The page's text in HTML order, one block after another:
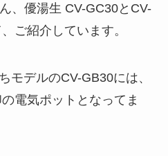
、優湯生 CV-GC30とCV-
ご紹介しています。
モデルのCV-GB30には、
電気ポットとなってま